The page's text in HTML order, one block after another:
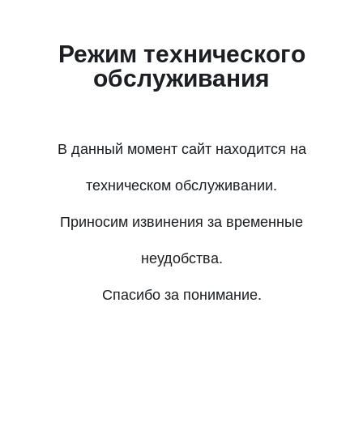
Режим технического
обслуживания
В данный момент сайт находится на
техническом обслуживании.
Приносим извинения за временные
неудобства.
Спасибо за понимание.